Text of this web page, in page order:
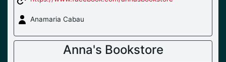
Anamaria Cabau
Anna's Bookstore